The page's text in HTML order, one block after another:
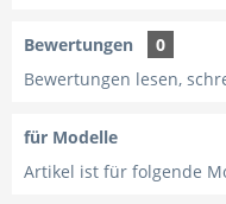
Bewertungen
0
Bewertungen lesen,
für Modelle
Artikel ist für folgende